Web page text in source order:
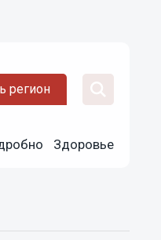
регион
Здоровье